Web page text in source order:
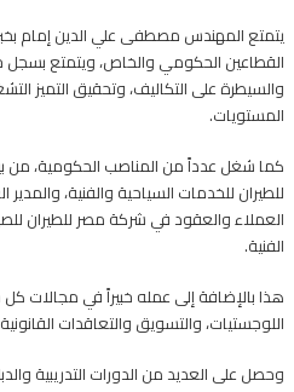
القطاعين الحكومي والخاص، ويتمتع بسجل
والسيطرة على التكاليف، وتحقيق التميز
المستويات.
كما شغل عدداً من المناصب الحكومية، من
للطيران للخدمات السياحية والفنية،
العملاء والعقود في شركة مصر للطيران
الفنية.
هذا بالإضافة إلى عمله خبيراً في مجالات
اللوجستيات، والتسويق والتعاقدات
وحصل على العديد من الدورات التدريبية